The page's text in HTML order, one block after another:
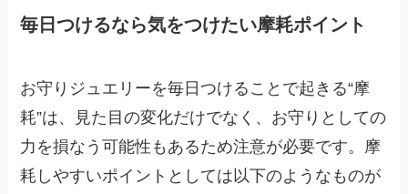
毎日つけるなら気をつけたい摩耗ポイント
お守りジュエリーを毎日つけることで起きる“摩
耗”は、見た目の変化だけでなく、お守りとしての
力を損なう可能性もあるため注意が必要です。摩
耗しやすいポイントとしては以下のようなものが